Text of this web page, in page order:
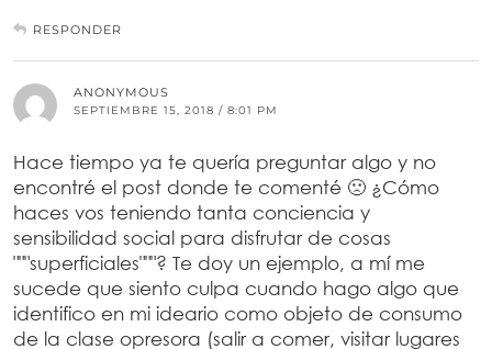
RESPONDER
ANONYMOUS
SEPTIEMBRE 15, 2018 / 8:01 PM
Hace tiempo ya te quería preguntar algo y no
encontré el post donde te comenté 🙁 ¿Cómo
haces vos teniendo tanta conciencia y
sensibilidad social para disfrutar de cosas
"""superficiales"""? Te doy un ejemplo, a mí me
sucede que siento culpa cuando hago algo que
identifico en mi ideario como objeto de consumo
de la clase opresora (salir a comer, visitar lugares